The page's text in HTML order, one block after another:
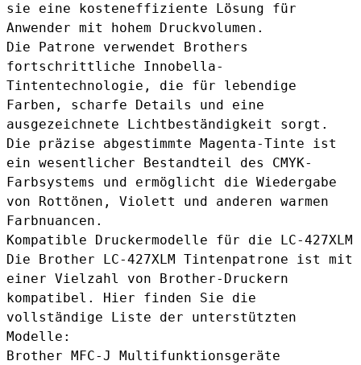
sie eine kosteneffiziente Lösung für
Anwender mit hohem Druckvolumen.
Die Patrone verwendet Brothers
fortschrittliche Innobella-
Tintentechnologie, die für lebendige
Farben, scharfe Details und eine
ausgezeichnete Lichtbeständigkeit sorgt.
Die präzise abgestimmte Magenta-Tinte ist
ein wesentlicher Bestandteil des CMYK-
Farbsystems und ermöglicht die Wiedergabe
von Rottönen, Violett und anderen warmen
Farbnuancen.
Kompatible Druckermodelle für die LC-427XLM
Die Brother LC-427XLM Tintenpatrone ist mit
einer Vielzahl von Brother-Druckern
kompatibel. Hier finden Sie die
vollständige Liste der unterstützten
Modelle:
Brother MFC-J Multifunktionsgeräte